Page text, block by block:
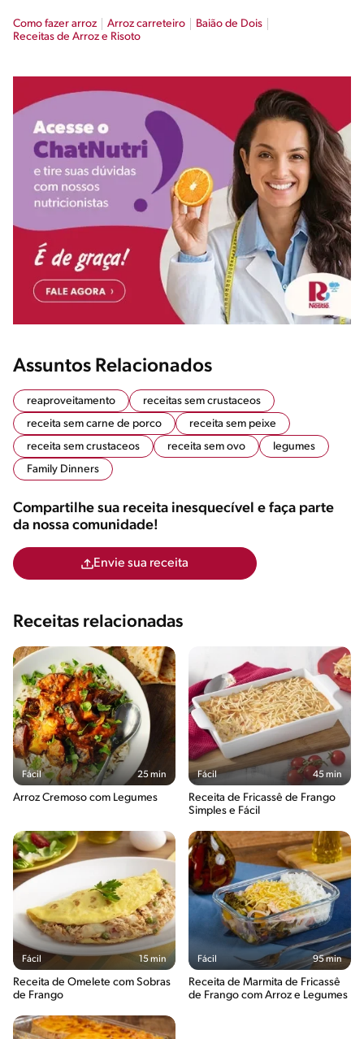
Como fazer arroz Arroz carreteiro
Baião de Dois
Receitas de Arroz e Risoto
Assuntos Relacionados
reaproveitamento
receitas sem crustaceos
receita sem carne de porco
receita sem peixe
receita sem crustaceos
receita sem ovo
legumes
Family Dinners
Compartilhe sua receita inesquecível e faça parte
da nossa comunidade!
Envie sua receita
Receitas relacionadas
Fácil 25 min
Arroz Cremoso com Legumes
Fácil 45 min
Receita de Fricassê de Frango
Simples e Fácil
Fácil 15 min
Receita de Omelete com Sobras
de Frango
Fácil 95 min
Receita de Marmita de Fricassê
de Frango com Arroz e Legumes